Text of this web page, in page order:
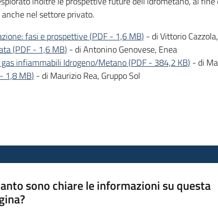
nel settore privato.
fasi e prospettive(PDF- 1,6 MB) - di Vittorio
(PDF- 1,6 MB) - di Antonino Genovese, Enea
infiammabili Idrogeno/Metano(PDF- 384,2 KB) - di
1,8 MB) - di Maurizio Rea, Gruppo Sol
sono chiare le informazioni su questa